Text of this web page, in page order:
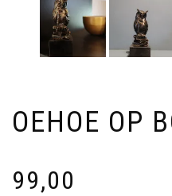
OEHOE OP
99,00